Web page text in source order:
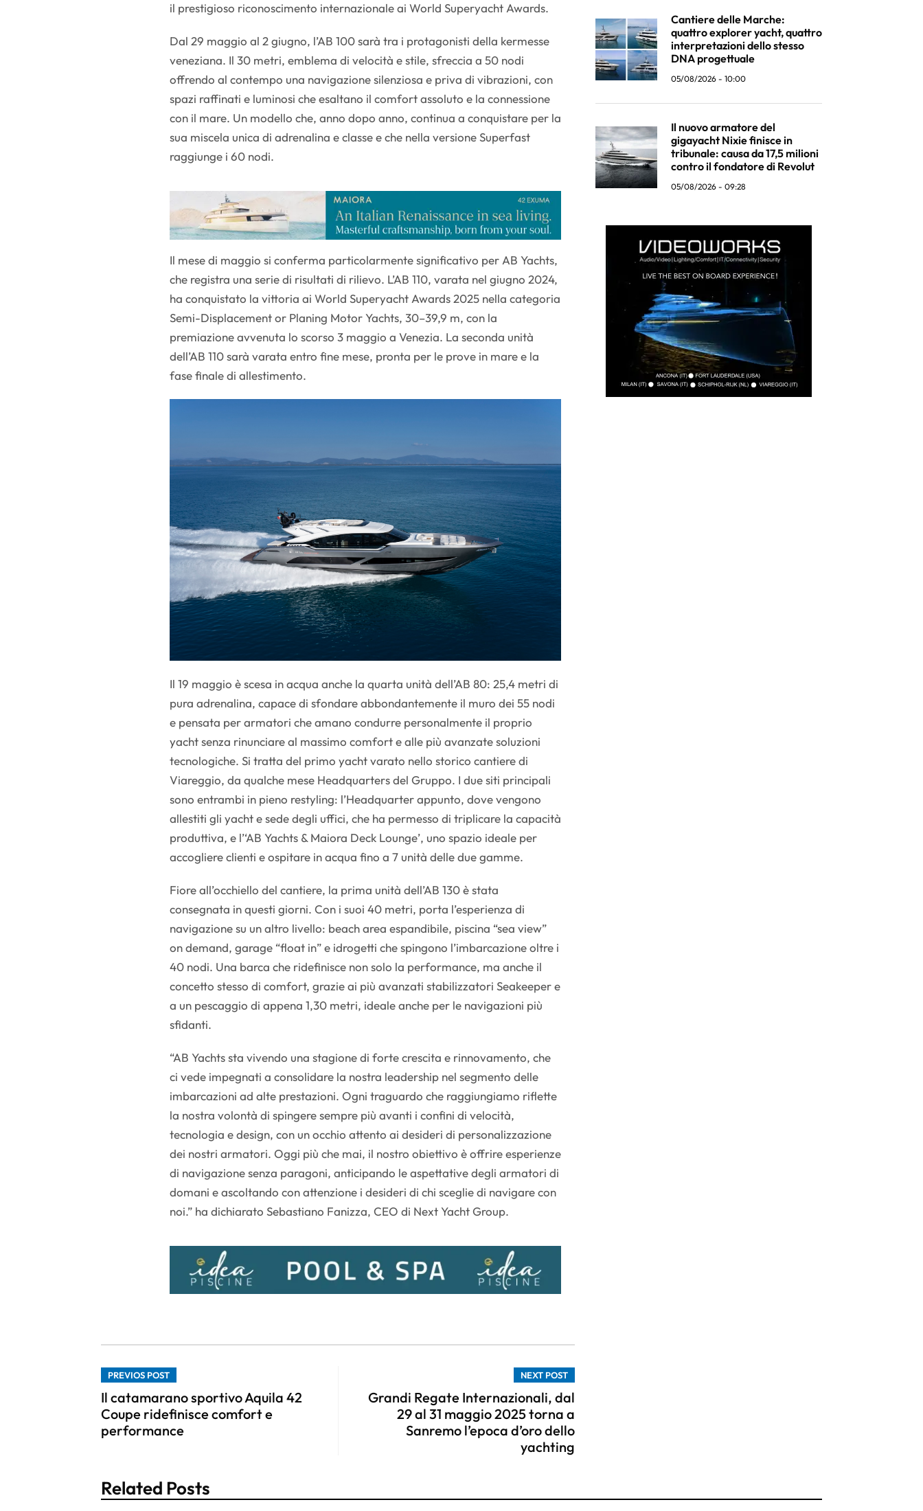
il prestigioso riconoscimento internazionale ai World Superyacht Awards.
Dal 29 maggio al 2 giugno, l’AB 100 sarà tra i protagonisti della kermesse
veneziana. Il 30 metri, emblema di velocità e stile, sfreccia a 50 nodi
offrendo al contempo una navigazione silenziosa e priva di vibrazioni, con
spazi raffinati e luminosi che esaltano il comfort assoluto e la connessione
con il mare. Un modello che, anno dopo anno, continua a conquistare per la
sua miscela unica di adrenalina e classe e che nella versione Superfast
raggiunge i 60 nodi.
Il mese di maggio si conferma particolarmente significativo per AB Yachts,
che registra una serie di risultati di rilievo. L’AB 110, varata nel giugno 2024,
ha conquistato la vittoria ai World Superyacht Awards 2025 nella categoria
Semi-Displacement or Planing Motor Yachts, 30–39,9 m, con la
premiazione avvenuta lo scorso 3 maggio a Venezia. La seconda unità
dell’AB 110 sarà varata entro fine mese, pronta per le prove in mare e la
fase finale di allestimento.
Il 19 maggio è scesa in acqua anche la quarta unità dell’AB 80: 25,4 metri di
pura adrenalina, capace di sfondare abbondantemente il muro dei 55 nodi
e pensata per armatori che amano condurre personalmente il proprio
yacht senza rinunciare al massimo comfort e alle più avanzate soluzioni
tecnologiche. Si tratta del primo yacht varato nello storico cantiere di
Viareggio, da qualche mese Headquarters del Gruppo. I due siti principali
sono entrambi in pieno restyling: l’Headquarter appunto, dove vengono
allestiti gli yacht e sede degli uffici, che ha permesso di triplicare la capacità
produttiva, e l’‘AB Yachts & Maiora Deck Lounge’, uno spazio ideale per
accogliere clienti e ospitare in acqua fino a 7 unità delle due gamme.
Fiore all’occhiello del cantiere, la prima unità dell’AB 130 è stata
consegnata in questi giorni. Con i suoi 40 metri, porta l’esperienza di
navigazione su un altro livello: beach area espandibile, piscina “sea view”
on demand, garage “float in” e idrogetti che spingono l’imbarcazione oltre i
40 nodi. Una barca che ridefinisce non solo la performance, ma anche il
concetto stesso di comfort, grazie ai più avanzati stabilizzatori Seakeeper e
a un pescaggio di appena 1,30 metri, ideale anche per le navigazioni più
sfidanti.
“AB Yachts sta vivendo una stagione di forte crescita e rinnovamento, che
ci vede impegnati a consolidare la nostra leadership nel segmento delle
imbarcazioni ad alte prestazioni. Ogni traguardo che raggiungiamo riflette
la nostra volontà di spingere sempre più avanti i confini di velocità,
tecnologia e design, con un occhio attento ai desideri di personalizzazione
dei nostri armatori. Oggi più che mai, il nostro obiettivo è offrire esperienze
di navigazione senza paragoni, anticipando le aspettative degli armatori di
domani e ascoltando con attenzione i desideri di chi sceglie di navigare con
noi.” ha dichiarato Sebastiano Fanizza, CEO di Next Yacht Group.
PREVIOS POST
Il catamarano sportivo Aquila 42
Coupe ridefinisce comfort e
performance
NEXT POST
Grandi Regate Internazionali, dal
29 al 31 maggio 2025 torna a
Sanremo l’epoca d’oro dello
yachting
Cantiere delle Marche:
quattro explorer yacht, quattro
interpretazioni dello stesso
DNA progettuale
05/08/2026 - 10:00
Il nuovo armatore del
gigayacht Nixie finisce in
tribunale: causa da 17,5 milioni
contro il fondatore di Revolut
05/08/2026 - 09:28
Related Posts